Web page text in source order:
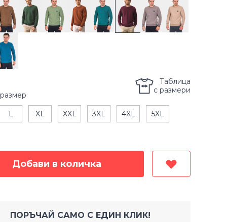
размер
L XL XXL 3XL 4XL 5XL
Таблица
с размери
Добави в количка
ПОРЪЧАЙ САМО С ЕДИН КЛИК!